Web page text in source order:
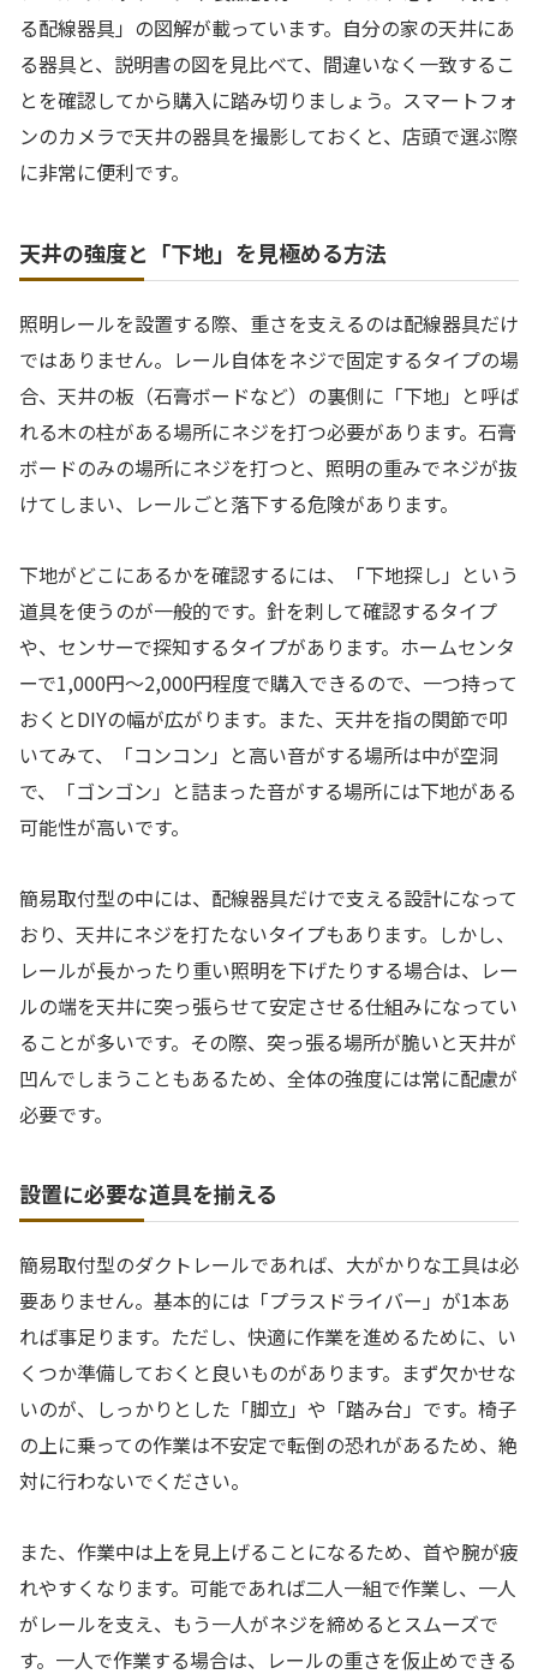
る配線器具」の図解が載っています。自分の家の天井にあ
る器具と、説明書の図を見比べて、間違いなく一致するこ
とを確認してから購入に踏み切りましょう。スマートフォ
ンのカメラで天井の器具を撮影しておくと、店頭で選ぶ際
に非常に便利です。
天井の強度と「下地」を見極める方法
照明レールを設置する際、重さを支えるのは配線器具だけ
ではありません。レール自体をネジで固定するタイプの場
合、天井の板（石膏ボードなど）の裏側に「下地」と呼ば
れる木の柱がある場所にネジを打つ必要があります。石膏
ボードのみの場所にネジを打つと、照明の重みでネジが抜
けてしまい、レールごと落下する危険があります。
下地がどこにあるかを確認するには、「下地探し」という
道具を使うのが一般的です。針を刺して確認するタイプ
や、センサーで探知するタイプがあります。ホームセンタ
ーで1,000円〜2,000円程度で購入できるので、一つ持って
おくとDIYの幅が広がります。また、天井を指の関節で叩
いてみて、「コンコン」と高い音がする場所は中が空洞
で、「ゴンゴン」と詰まった音がする場所には下地がある
可能性が高いです。
簡易取付型の中には、配線器具だけで支える設計になって
おり、天井にネジを打たないタイプもあります。しかし、
レールが長かったり重い照明を下げたりする場合は、レー
ルの端を天井に突っ張らせて安定させる仕組みになってい
ることが多いです。その際、突っ張る場所が脆いと天井が
凹んでしまうこともあるため、全体の強度には常に配慮が
必要です。
設置に必要な道具を揃える
簡易取付型のダクトレールであれば、大がかりな工具は必
要ありません。基本的には「プラスドライバー」が1本あ
れば事足ります。ただし、快適に作業を進めるために、い
くつか準備しておくと良いものがあります。まず欠かせな
いのが、しっかりとした「脚立」や「踏み台」です。椅子
の上に乗っての作業は不安定で転倒の恐れがあるため、絶
対に行わないでください。
また、作業中は上を見上げることになるため、首や腕が疲
れやすくなります。可能であれば二人一組で作業し、一人
がレールを支え、もう一人がネジを締めるとスムーズで
す。一人で作業する場合は、レールの重さを仮止めできる